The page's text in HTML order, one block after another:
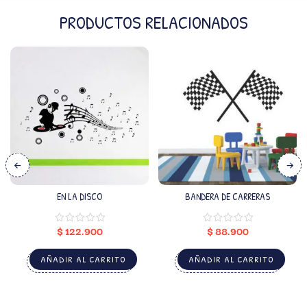
PRODUCTOS RELACIONADOS
EN LA DISCO
$122.900
AÑADIR AL CARRITO
BANDERA DE CARRERAS
$88.900
AÑADIR AL CARRITO